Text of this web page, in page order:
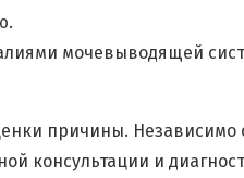
мочевыводящей
причины. Независимо
консультации и